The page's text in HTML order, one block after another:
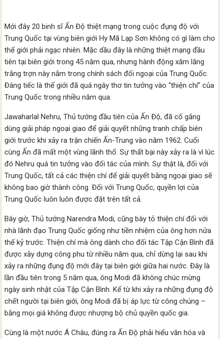
Mới đây 20 binh sĩ Ấn Độ thiệt mạng trong cuộc đụng độ với
Trung Quốc tại vùng biên giới Hy Mã Lạp Sơn không có gì làm cho
thế giới phải ngạc nhiên. Mặc dầu đây là những thiệt mạng đầu
tiên tại biên giới trong 45 năm qua, nhưng hành động xăm lăng
trắng trợn này nằm trong chính sách đối ngoại của Trung Quốc.
Đáng tiếc là thế giới đã quá ngây thơ tin tưởng vào “thiện chí” của
Trung Quốc trong nhiều năm qua.
Jawaharlal Nehru, Thủ tướng đầu tiên của Ấn Độ, đã cố gắng
dùng giải pháp ngoại giao để giải quyết những tranh chấp biên
giới trước khi xảy ra trận chiến Ấn-Trung vào năm 1962. Cuối
cùng Ấn đã mất một vùng lãnh thổ. Sự thất bại này xảy ra là vì lúc
đó Nehru quá tin tưởng vào đối tác của mình. Sự thật là, đối với
Trung Quốc, tất cả các thiện chí để giải quyết bằng ngoại giao sẽ
không bao giờ thành công. Đối với Trung Quốc, quyền lợi của
Trung Quốc luôn luôn được đặt trên tất cả.
Bây giờ, Thủ tướng Narendra Modi, cũng bày tỏ thiện chí đối với
nhà lãnh đạo Trung Quốc giống như tiền nhiệm của ông hơn nửa
thế kỷ trước. Thiện chí mà ông dành cho đối tác Tập Cận Bình đã
được xây dựng công phu từ nhiều năm qua, chỉ dừng lại sau khi
xảy ra những đụng độ mới đây tại biên giới giữa hai nước. Đây là
lần đầu tiên trong 5 năm qua, ông Modi đã không chúc mừng
ngày sinh nhật của Tập Cận Bình. Kể từ khi xảy ra những đụng độ
chết người tại biên giới, ông Modi đã bị áp lực từ công chúng –
bằng mọi giá không được nhượng bộ chủ quyền quốc gia.
Cùng là một nước Á Châu, đúng ra Ấn Độ phải hiểu văn hóa và